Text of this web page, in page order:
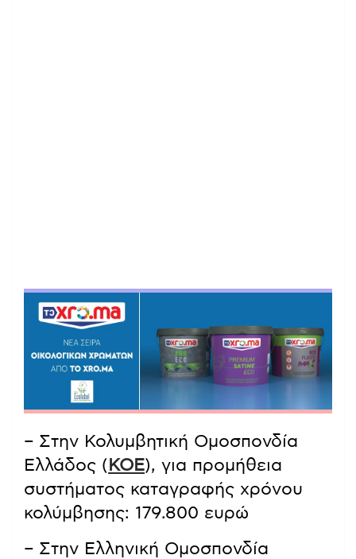
– Στην Κολυμβητική Ομοσπονδία
Ελλάδος ( ΚΟΕ), για προμήθεια
συστήματος καταγραφής χρόνου
κολύμβησης: 179.800 ευρώ
– Στην Ελληνική Ομοσπονδία